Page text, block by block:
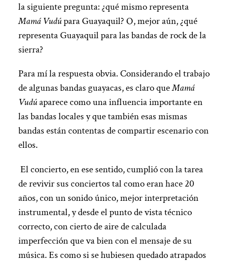
la siguiente pregunta: ¿qué mismo representa
Mamá Vudúpara Guayaquil? O, mejor aún, ¿qué
representa Guayaquil para las bandas de rock de la
sierra?
Para mí la respuesta obvia. Considerando el trabajo
de algunas bandas guayacas, es claro queMamá
Vudúaparece como una influencia importante en
las bandas locales y que también esas mismas
bandas están contentas de compartir escenario con
ellos.
El concierto, en ese sentido, cumplió con la tarea
de revivir sus conciertos tal como eran hace 20
años, con un sonido único, mejor interpretación
instrumental, y desde el punto de vista técnico
correcto, con cierto de aire de calculada
imperfección que va bien con el mensaje de su
música. Es como si se hubiesen quedado atrapados